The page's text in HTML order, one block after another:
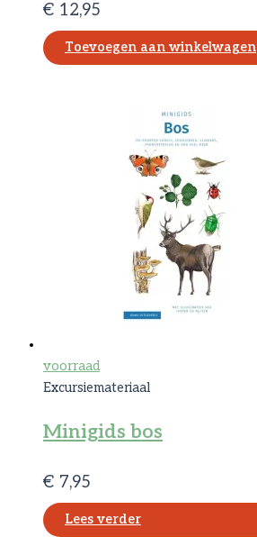
€ 12,95
Toevoegen aan winkelwagen
voorraad
Excursiemateriaal
Minigids bos
€ 7,95
Lees verder